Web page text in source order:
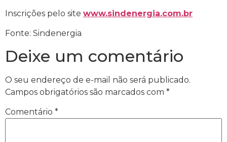
Inscrições pelo site www.sindenergia.com.br
Fonte: Sindenergia
Deixe um comentário
O seu endereço de e-mail não será publicado.
Campos obrigatórios são marcados com *
Comentário *